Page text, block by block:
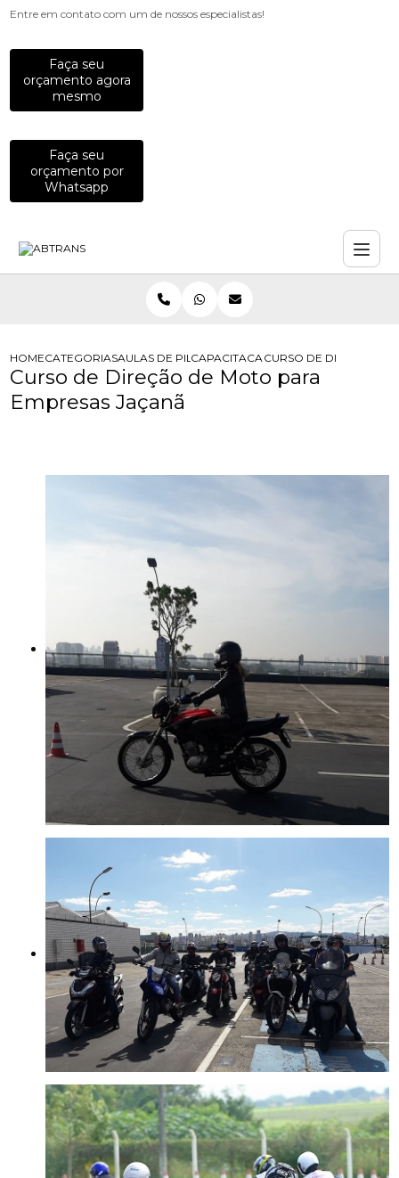
Entre em contato com um de nossos especialistas!
Faça seu
orçamento agora
mesmo
Faça seu
orçamento por
Whatsapp
HOMECATEGORIASAULAS DE PILOTAGEM PARA EMPRESAS
CAPACITACAO PARACURSO DE DIRECAO
Curso de Direção de Moto para
Empresas Jaçanã